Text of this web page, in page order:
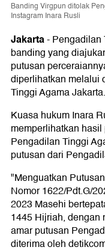
Banding Virgpun ditolak
Instagram Inara Rusli
Jakarta-Pengadilan
banding yang
putusan
diperlihatkan melalui
Tinggi Agama Jakarta.
Kuasa hukum Inara
memperlihatkan
Pengadilan Tinggi
putusan dari
"Menguatkan
Nomor 1622/Pdt.G/
2023 Masehi
1445 Hijriah, dengan
amar putusan
diterima oleh